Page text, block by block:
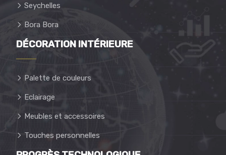
Seychelles
Bora Bora
DÉCORATION INTÉRIEURE
Palette de couleurs
Eclairage
Meubles et accessoires
Touches personnelles